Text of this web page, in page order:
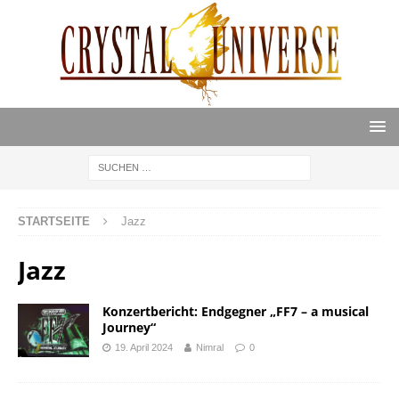
STARTSEITE Jazz
Jazz
Konzertbericht: Endgegner „FF7 – a musical
Journey“
19. April 2024 Nimral 0